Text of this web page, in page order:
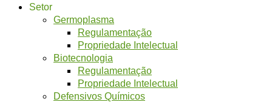
Setor
Germoplasma
Regulamentação
Propriedade Intelectual
Biotecnologia
Regulamentação
Propriedade Intelectual
Defensivos Químicos